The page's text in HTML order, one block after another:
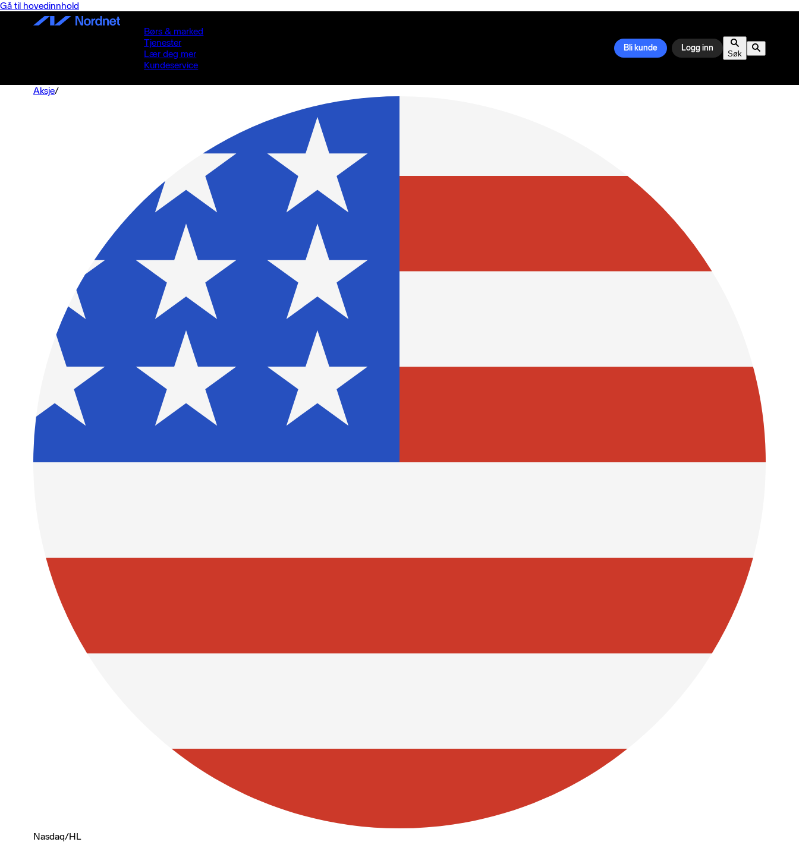
Gå til hovedinnhold
Børs & marked
Tjenester
Lær deg mer
Kundeservice
Bli kunde Logg inn
Søk
Aksje/
Nasdaq/HL